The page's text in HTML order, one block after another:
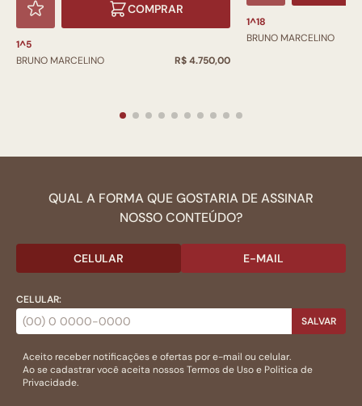
COMPRAR
1^5
BRUNO MARCELINO
R$ 4.750,00
1^18
BRUNO MARCELINO
QUAL A FORMA QUE GOSTARIA DE ASSINAR
NOSSO CONTEÚDO?
CELULAR E-MAIL
CELULAR:
SALVAR
Aceito receber notificações e ofertas por e-mail ou celular.
Ao se cadastrar você aceita nossosTermos de Usoe Politica de
Privacidade.